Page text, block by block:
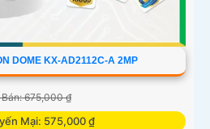
DOME KX-AD2112C-A 2MP
Bán: 675,000 ₫
Mại: 575,000 ₫